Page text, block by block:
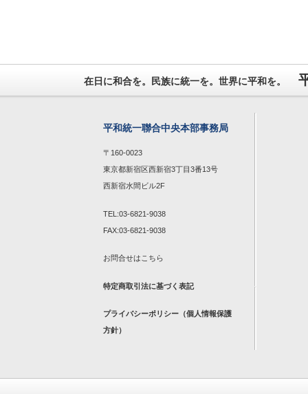
在日に和合を。民族に統一を。世界に平和を。
平和統一聯合中央本部事務局
〒160-0023
東京都新宿区西新宿3丁目3番13号
西新宿水間ビル2F
TEL:03-6821-9038
FAX:03-6821-9038
お問合せは こちら
特定商取引法に基づく表記
プライバシーポリシー（個人情報保護
方針）